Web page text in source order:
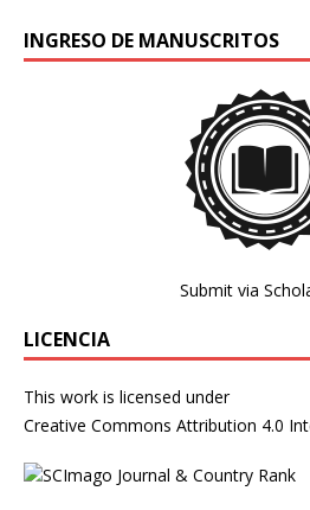
INGRESO DE MANUSCRITOS
Submit via
LICENCIA
This work is licensed under
Creative Commons Attribution 4.0